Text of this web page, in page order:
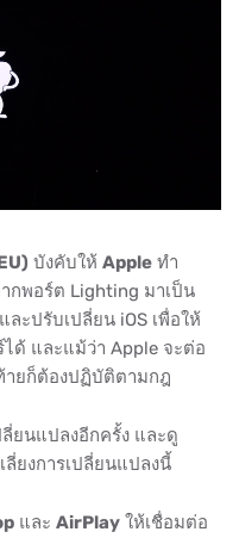
บังคับให้ Apple ทำ
กพอร์ต Lighting มาเป็น
ะปรับเปลี่ยน iOS เพื่อให้
ด้ และแม้ว่า Apple จะต่อ
ายก็ต้องปฏิบัติตามกฎ
ยนแปลงอีกครั้ง และดู
ยงการเปลี่ยนแปลงนี้
และ AirPlay ให้เชื่อมต่อ